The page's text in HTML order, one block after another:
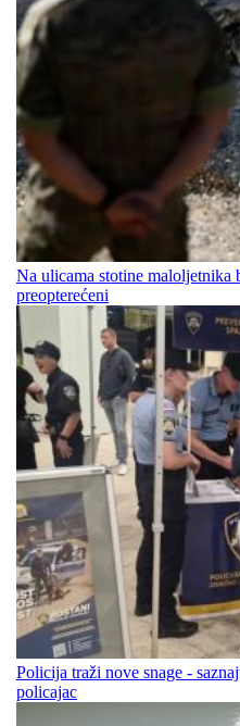
Na ulicama stotine maloljetnika
preopterećeni
Policija traži nove snage -
policajac